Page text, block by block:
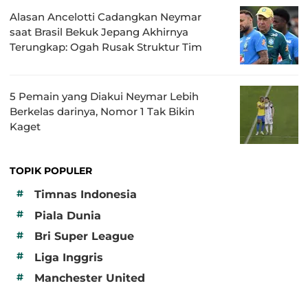
Alasan Ancelotti Cadangkan Neymar
saat Brasil Bekuk Jepang Akhirnya
Terungkap: Ogah Rusak Struktur Tim
5 Pemain yang Diakui Neymar Lebih
Berkelas darinya, Nomor 1 Tak Bikin
Kaget
TOPIK POPULER
#
Timnas Indonesia
# Piala Dunia
# Bri Super League
# Liga Inggris
# Manchester United